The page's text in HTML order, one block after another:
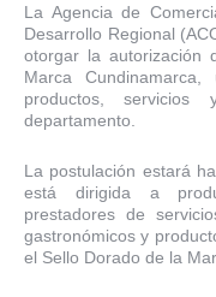
La Agencia de
Desarrollo Regional
otorgar la autorización
Marca
productos, servicios
departamento.
La postulación estará
está dirigida a
prestadores de
gastronómicos y
el Sello Dorado de la